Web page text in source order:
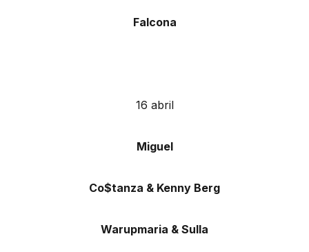
Falcona
16 abril
Miguel
Co$tanza & Kenny Berg
Warupmaria & Sulla